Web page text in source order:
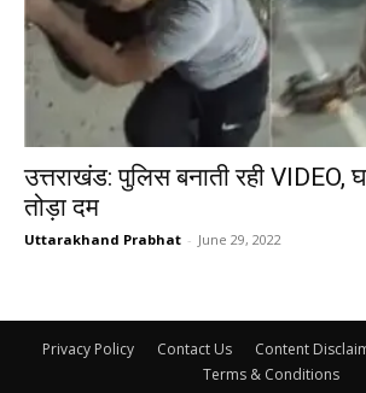
उत्तराखंड: पुलिस बनाती रही VIDEO,
तोड़ा दम
Uttarakhand Prabhat - June 29, 2022
Privacy Policy Contact Us Content
Terms & Conditions